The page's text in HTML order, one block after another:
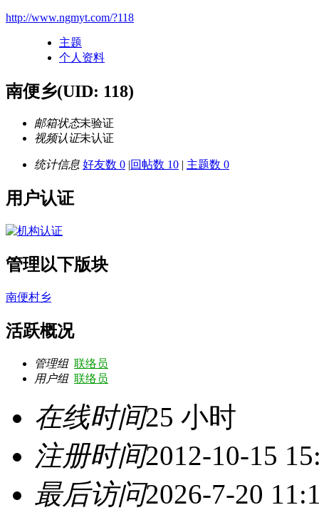
http://www.ngmyt.com/?118
主题
个人资料
南便乡(UID: 118)
邮箱状态未验证
视频认证未认证
统计信息 好友数 0 |回帖数 10 | 主题数 0
用户认证
管理以下版块
南便村乡
活跃概况
管理组 联络员
用户组 联络员
在线时间25 小时
注册时间2012-10-15
最后访问2026-7-20